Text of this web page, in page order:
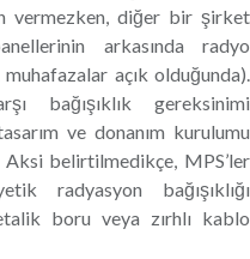
vermezken, diğer bir şirket
arkasında radyo
açık olduğunda).
bağışıklık gereksinimi
ve donanım kurulumu
belirtilmedikçe, MPS’ler
radyasyon bağışıklığı
boru veya zırhlı kablo